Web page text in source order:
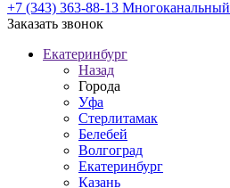
+7 (343) 363-88-13 Многоканальный
Заказать звонок
Екатеринбург
Назад
Города
Уфа
Стерлитамак
Белебей
Волгоград
Екатеринбург
Казань